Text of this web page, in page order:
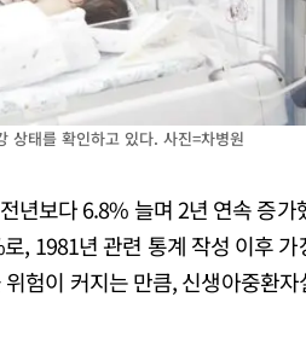
상태를 확인하고 있다. 사진=차병원
년보다 6.8% 늘며 2년 연속 증가
, 1981년 관련 통계 작성 이후
험이 커지는 만큼, 신생아중환